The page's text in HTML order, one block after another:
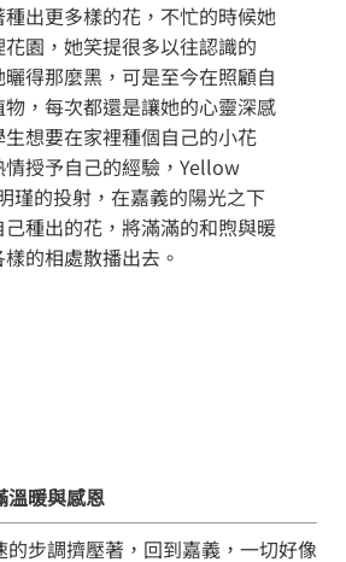
出更多樣的花，不忙的時候她
園，她笑提很多以往認識的
得那麼黑，可是至今在照顧自
，每次都還是讓她的心靈深感
想要在家裡種個自己的小花
情授予自己的經驗，Yellow
瑾的投射，在嘉義的陽光之下
種出的花，將滿滿的和煦與暖
的相處散播出去。
溫暖與感恩
步調擠壓著，回到嘉義，一切好像